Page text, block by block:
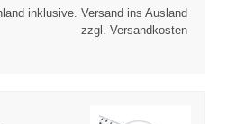
inklusive. Versand ins Ausland
zzgl. Versandkosten